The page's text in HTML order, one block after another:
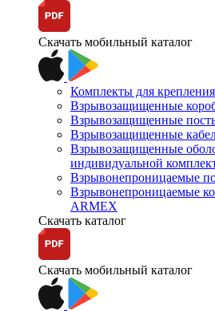
Скачать мобильный каталог
Комплекты для
Взрывозащищенные
Взрывозащищенные
Взрывозащищенные
Взрывозащищенные
индивидуальной
Взрывонепроницаемые
Взрывонепроницаемые
ARMEX
Скачать каталог
Скачать мобильный каталог